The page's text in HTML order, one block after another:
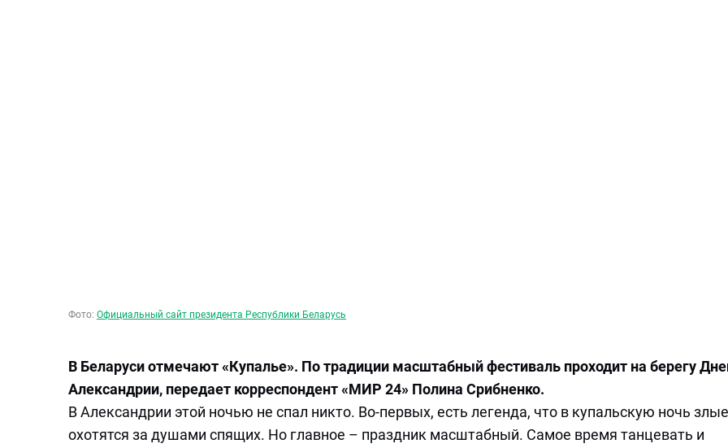
Фото: Официальный сайт президента Республики Беларусь
В Беларуси отмечают «Купалье». По традиции масштабный фестиваль проходит на берегу
Александрии, передает корреспондент «МИР 24» Полина Срибненко.
В Александрии этой ночью не спал никто. Во-первых, есть легенда, что в купальскую ночь
охотятся за душами спящих. Но главное – праздник масштабный. Самое время танцевать и